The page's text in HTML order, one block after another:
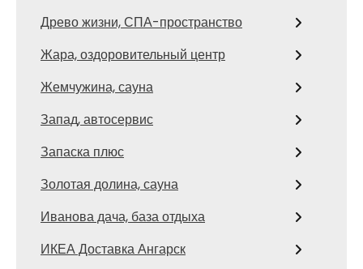
Древо жизни, СПА-пространство
Жара, оздоровительный центр
Жемчужина, сауна
Запад, автосервис
Запаска плюс
Золотая долина, сауна
Иванова дача, база отдыха
ИКЕА Доставка Ангарск